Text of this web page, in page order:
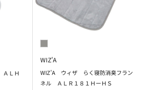
ＬＨ
WIZ'A
WIZ'A ウィザ らく寝防消臭フラン
ネル ＡＬＲ１８１ＨーＨＳ